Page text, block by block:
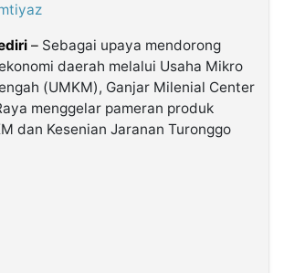
– Sebagai upaya mendorong
daerah melalui Usaha Mikro
(UMKM), Ganjar Milenial Center
menggelar pameran produk
dan Kesenian Jaranan Turonggo